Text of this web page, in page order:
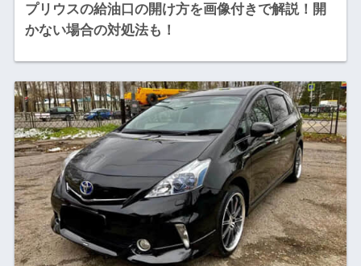
プリウスの給油口の開け方を画像付きで解説！開
かない場合の対処法も！